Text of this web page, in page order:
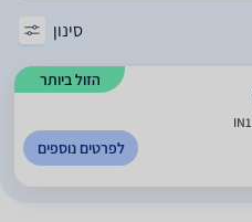
סינון
הזול ביותר
לפרטים נוספים